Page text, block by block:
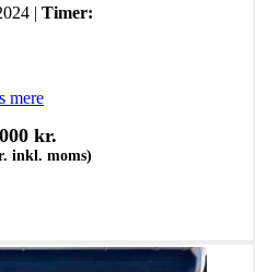
| Timer:
mere
kr.
inkl. moms)